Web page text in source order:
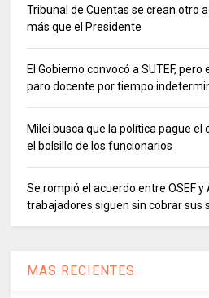
Tribunal de Cuentas se crean otro
más que el Presidente
El Gobierno convocó a SUTEF,
paro docente por tiempo
Milei busca que la política pague el
el bolsillo de los funcionarios
Se rompió el acuerdo entre OSEF
trabajadores siguen sin cobrar sus
MAS RECIENTES